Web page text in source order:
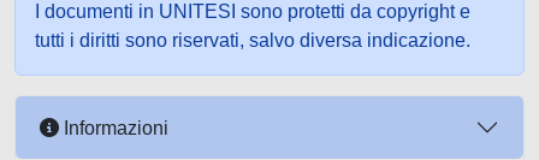
I documenti in UNITESI sono protetti da copyright e
tutti i diritti sono riservati, salvo diversa indicazione.
Informazioni